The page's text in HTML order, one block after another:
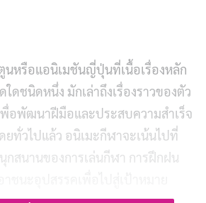
นหรือแอนิเมชันญี่ปุ่นที่เนื้อเรื่องหลัก
ดชนิดหนึ่ง มักเล่าถึงเรื่องราวของตัว
อพัฒนาฝีมือและประสบความสำเร็จ
ยทั่วไปแล้ว อนิเมะกีฬาจะเน้นไปที่
กสนานของการเล่นกีฬา การฝึกฝน